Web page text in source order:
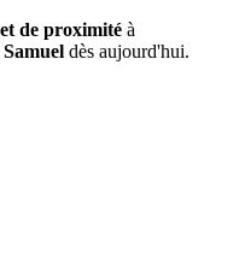
de proximité à
dès aujourd'hui.